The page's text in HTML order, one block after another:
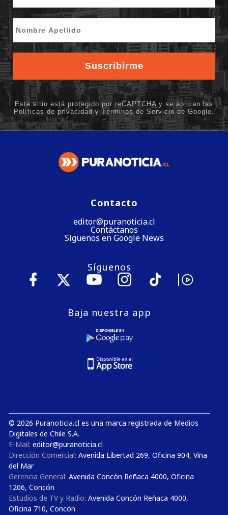
Contacto
editor@puranoticia.cl
Contáctanos
Síguenos en Google News
Síguenos
Baja nuestra app
© 2026 Puranoticia.cl es una marca registrada de Medios
Digitales de Chile S.A.
E-Mail: editor@puranoticia.cl
Dirección Comercial: Avenida Libertad 269, Oficina 904, Viña
del Mar
Gerencia General: Avenida Concón Reñaca 4000, Oficina
1206, Concón
Estudios de TV y Radio: Avenida Concón Reñaca 4000,
Oficina 710, Concón